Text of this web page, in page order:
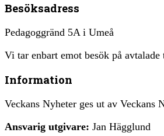
Besöksadress
Pedagoggränd 5A i Umeå
Vi tar enbart emot besök på
Information
Veckans Nyheter ges ut av Veckans
Ansvarig utgivare: Jan Hägglund